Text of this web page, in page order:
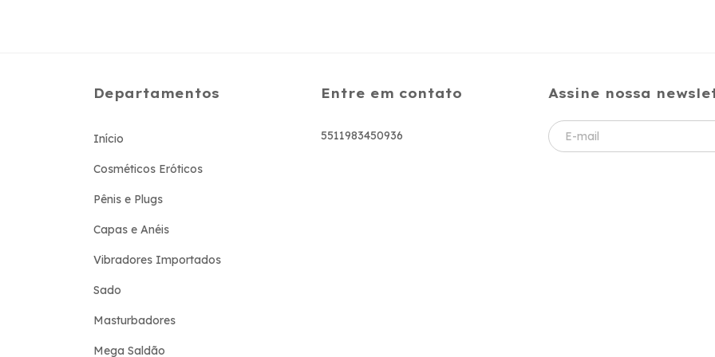
Departamentos
Início
Cosméticos Eróticos
Pênis e Plugs
Capas e Anéis
Vibradores Importados
Sado
Masturbadores
Mega Saldão
Entre em contato
5511983450936
Assine nossa